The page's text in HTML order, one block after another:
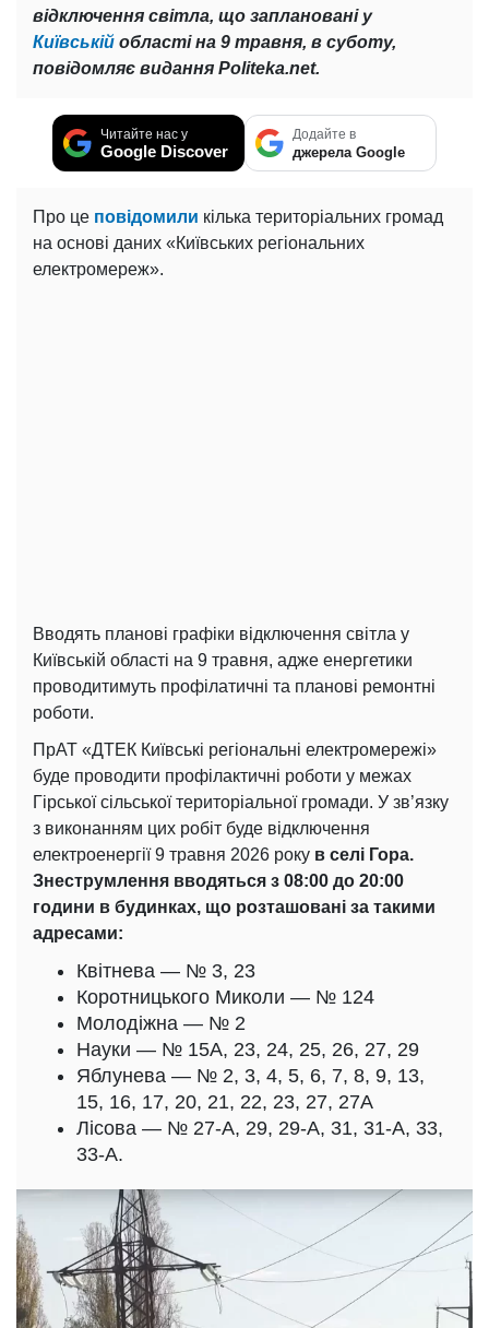
відключення світла, що заплановані у
Київській області на 9 травня, в суботу,
повідомляє видання Politeka.net.
Читайте нас у
Google Discover
Додайте в
джерела Google
Про це повідомили кілька територіальних громад
на основі даних «Київських регіональних
електромереж».
Вводять планові графіки відключення світла у
Київській області на 9 травня, адже енергетики
проводитимуть профілатичні та планові ремонтні
роботи.
ПрАТ «ДТЕК Київські регіональні електромережі»
буде проводити профілактичні роботи у межах
Гірської сільської територіальної громади. У зв’язку
з виконанням цих робіт буде відключення
електроенергії 9 травня 2026 року в cелі Гора.
Знеструмлення вводяться з 08:00 до 20:00
години в будинках, що розташовані за такими
адресами:
Квітнева — № 3, 23
Коротницького Миколи — № 124
Молодіжна — № 2
Науки — № 15А, 23, 24, 25, 26, 27, 29
Яблунева — № 2, 3, 4, 5, 6, 7, 8, 9, 13,
15, 16, 17, 20, 21, 22, 23, 27, 27А
Лісова — № 27-А, 29, 29-А, 31, 31-А, 33,
33-А.